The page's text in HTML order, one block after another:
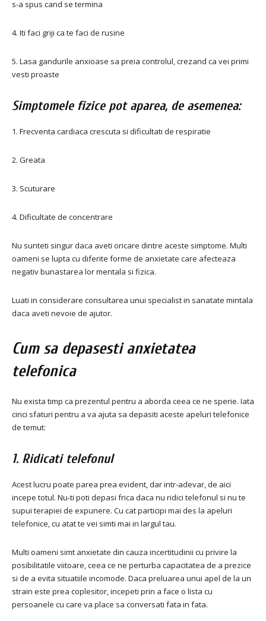
s-a spus cand se termina
4. Iti faci griji ca te faci de rusine
5. Lasa gandurile anxioase sa preia controlul, crezand ca vei primi
vesti proaste
Simptomele fizice pot aparea, de asemenea:
1. Frecventa cardiaca crescuta si dificultati de respiratie
2. Greata
3. Scuturare
4. Dificultate de concentrare
Nu sunteti singur daca aveti oricare dintre aceste simptome. Multi
oameni se lupta cu diferite forme de anxietate care afecteaza
negativ bunastarea lor mentala si fizica.
Luati in considerare consultarea unui specialist in sanatate mintala
daca aveti nevoie de ajutor.
Cum sa depasesti anxietatea
telefonica
Nu exista timp ca prezentul pentru a aborda ceea ce ne sperie. Iata
cinci sfaturi pentru a va ajuta sa depasiti aceste apeluri telefonice
de temut:
1. Ridicati telefonul
Acest lucru poate parea prea evident, dar intr-adevar, de aici
incepe totul. Nu-ti poti depasi frica daca nu ridici telefonul si nu te
supui terapiei de expunere. Cu cat participi mai des la apeluri
telefonice, cu atat te vei simti mai in largul tau.
Multi oameni simt anxietate din cauza incertitudinii cu privire la
posibilitatile viitoare, ceea ce ne perturba capacitatea de a prezice
si de a evita situatiile incomode. Daca preluarea unui apel de la un
strain este prea coplesitor, incepeti prin a face o lista cu
persoanele cu care va place sa conversati fata in fata.